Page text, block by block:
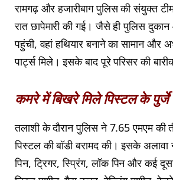
रामगढ़ और हजारीबाग पुलिस की संयुक्त
रात छापेमारी की गई। जैसे ही पुलिस
पहुंची, वहां हथियार बनाने का सामान और
पार्ट्स मिले। इसके बाद पूरे परिसर की
कमरे में बिखरे मिले पिस्टल के पुर्जे
तलाशी के दौरान पुलिस ने 7.65 एमएम की
पिस्टल की बॉडी बरामद की। इसके अलावा
पिन, ट्रिगर, स्प्रिंग, लॉक पिन और कई